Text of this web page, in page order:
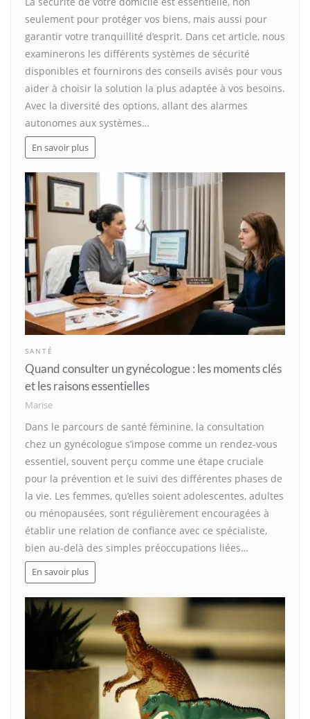
seulement pour protéger vos biens, mais aussi pour
garantir votre tranquillité d’esprit. Dans cet article, nous
examinerons les différents systèmes de sécurité
disponibles et fournirons des conseils avisés pour vous
aider à choisir la solution la plus adaptée à vos besoins.
Avec la diversité des options, allant des alarmes
autonomes aux systèmes…
En savoir plus
SANTÉ
Quand consulter un gynécologue : les moments clés
et les raisons essentielles
Marise
Dans le parcours de santé féminine, la consultation
chez un gynécologue s’impose comme un rendez-vous
essentiel, souvent perçu comme une étape cruciale
pour la prévention et le suivi des différentes phases de
la vie. Les femmes, qu’elles soient adolescentes, adultes
ou ménopausées, sont régulièrement encouragées à
établir une relation de confiance avec ce spécialiste,
bien au-delà des simples préoccupations liées…
En savoir plus